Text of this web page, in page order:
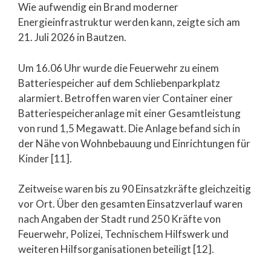
Wie aufwendig ein Brand moderner
Energieinfrastruktur werden kann, zeigte sich am
21. Juli 2026 in Bautzen.
Um 16.06 Uhr wurde die Feuerwehr zu einem
Batteriespeicher auf dem Schliebenparkplatz
alarmiert. Betroffen waren vier Container einer
Batteriespeicheranlage mit einer Gesamtleistung
von rund 1,5 Megawatt. Die Anlage befand sich in
der Nähe von Wohnbebauung und Einrichtungen für
Kinder [11].
Zeitweise waren bis zu 90 Einsatzkräfte gleichzeitig
vor Ort. Über den gesamten Einsatzverlauf waren
nach Angaben der Stadt rund 250 Kräfte von
Feuerwehr, Polizei, Technischem Hilfswerk und
weiteren Hilfsorganisationen beteiligt [12].